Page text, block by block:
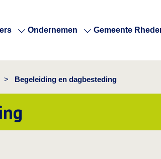
Ondernemen Gemeente
> Begeleiding en dagbesteding